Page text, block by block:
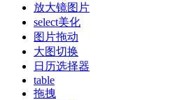
放大镜图片
select美化
图片拖动
大图切换
日历选择器
table
拖拽